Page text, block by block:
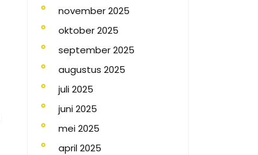
november 2025
oktober 2025
september 2025
augustus 2025
juli 2025
juni 2025
mei 2025
april 2025